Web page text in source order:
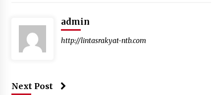
admin
http://lintasrakyat-ntb.com
Next Post